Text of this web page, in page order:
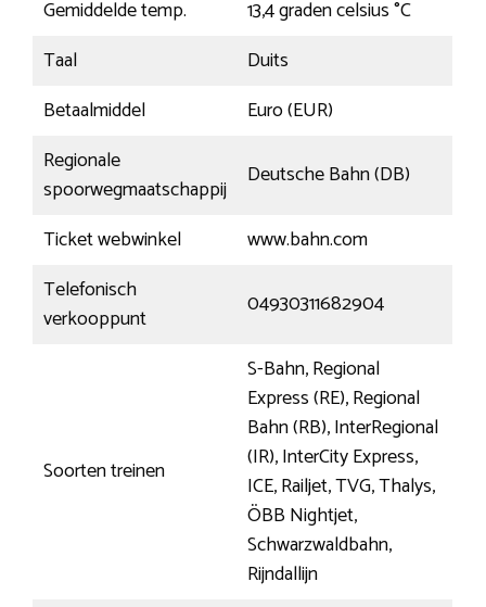
Gemiddelde temp.
13,4 graden celsius °C
Taal
Duits
Betaalmiddel
Euro (EUR)
Regionale
spoorwegmaatschappij
Deutsche Bahn (DB)
Ticket webwinkel
www.bahn.com
Telefonisch
verkooppunt
04930311682904
Soorten treinen
S-Bahn, Regional
Express (RE), Regional
Bahn (RB), InterRegional
(IR), InterCity Express,
ICE, Railjet, TVG, Thalys,
ÖBB Nightjet,
Schwarzwaldbahn,
Rijndallijn